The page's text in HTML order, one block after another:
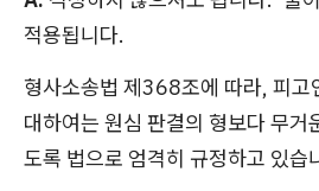
적용됩니다.
형사소송법 제368조에 따라, 피고
대하여는 원심 판결의 형보다 무거
도록 법으로 엄격히 규정하고 있습